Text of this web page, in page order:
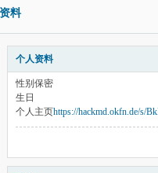
料
个人资料
性别 保密
生日
个人主页https://hackmd.okfn.de/s/